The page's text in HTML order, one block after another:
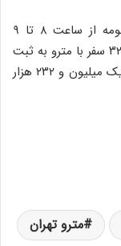
بنابر اعلام شرکت بهره‌برداری مترو تهران و حومه از ساعت ۸ تا ۹
صبح امروز بیش از یک میلیون و ۹۷۲ هزار و ۳۲۸ سفر با مترو به ثبت
رسیده است. به عبارتی در این ساعت بیش از یک میلیون و ۲۳۲ هزار
مترو تهران